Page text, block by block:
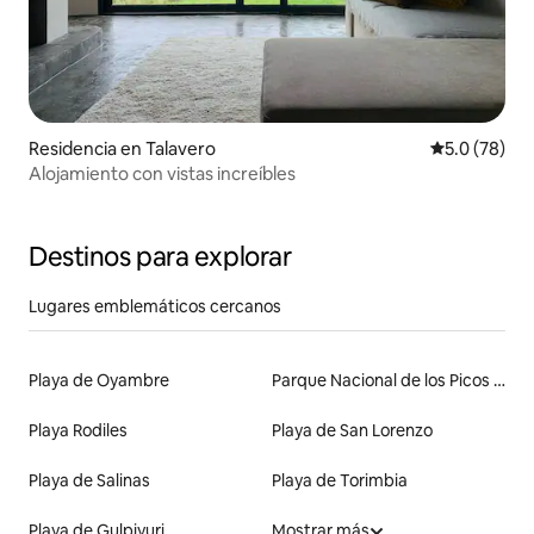
Residencia en Talavero Calificación
5.0 (78)
Alojamiento con vistas increíbles
Destinos para explorar
Lugares emblemáticos cercanos
Playa de Oyambre Parque Nacional de los Picos de Europa
Playa Rodiles Playa de San Lorenzo
Playa de Salinas Playa de Torimbia